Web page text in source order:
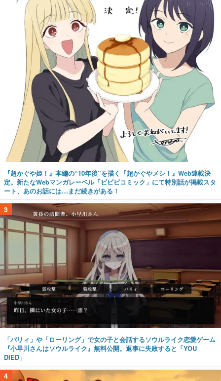
『超かぐや姫！』本編の“10年後”を描く『超かぐやメシ！』Web連載決
定。新たなWebマンガレーベル「ビビビコミック」にて特別話が掲載スタ
ート、あのお話には…まだ続きがある！
3
「パリィ」や「ローリング」で女の子と会話するソウルライク恋愛ゲーム
『小早川さんはソウルライク』無料公開。返事に失敗すると「YOU
DIED」
4